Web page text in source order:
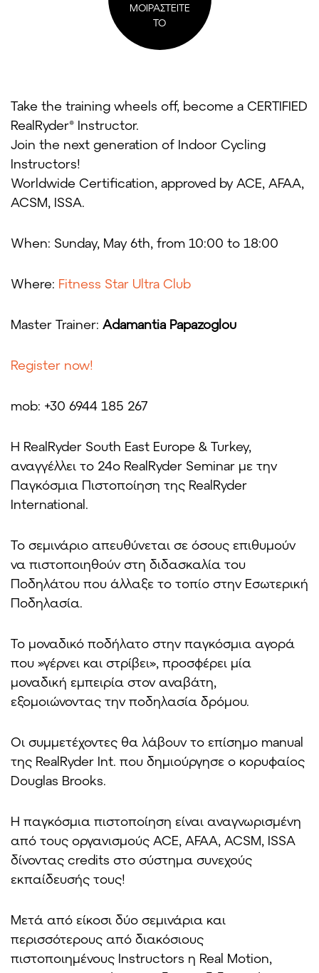
ΜΟΙΡΑΣΤΕΙΤΕ
ΤΟ
Take the training wheels off, become a CERTIFIED
RealRyder® Instructor.
Join the next generation of Indoor Cycling
Instructors!
Worldwide Certification, approved by ACE, AFAA,
ACSM, ISSA.
When: Sunday, May 6th, from 10:00 to 18:00
Where: Fitness Star Ultra Club
Master Trainer: Adamantia Papazoglou
Register now!
mob: +30 6944 185 267
Η RealRyder South East Europe & Turkey,
αναγγέλλει το 24ο RealRyder Seminar με την
Παγκόσμια Πιστοποίηση της RealRyder
International.
Το σεμινάριο απευθύνεται σε όσους επιθυμούν
να πιστοποιηθούν στη διδασκαλία του
Ποδηλάτου που άλλαξε το τοπίο στην Εσωτερική
Ποδηλασία.
Το μοναδικό ποδήλατο στην παγκόσμια αγορά
που »γέρνει και στρίβει», προσφέρει μία
μοναδική εμπειρία στον αναβάτη,
εξομοιώνοντας την ποδηλασία δρόμου.
Οι συμμετέχοντες θα λάβουν το επίσημο manual
της RealRyder Int. που δημιούργησε ο κορυφαίος
Douglas Brooks.
Η παγκόσμια πιστοποίηση είναι αναγνωρισμένη
από τους οργανισμούς ACE, AFAA, ACSM, ISSA
δίνοντας credits στο σύστημα συνεχούς
εκπαίδευσής τους!
Μετά από είκοσι δύο σεμινάρια και
περισσότερους από διακόσιους
πιστοποιημένους Instructors η Real Motion,